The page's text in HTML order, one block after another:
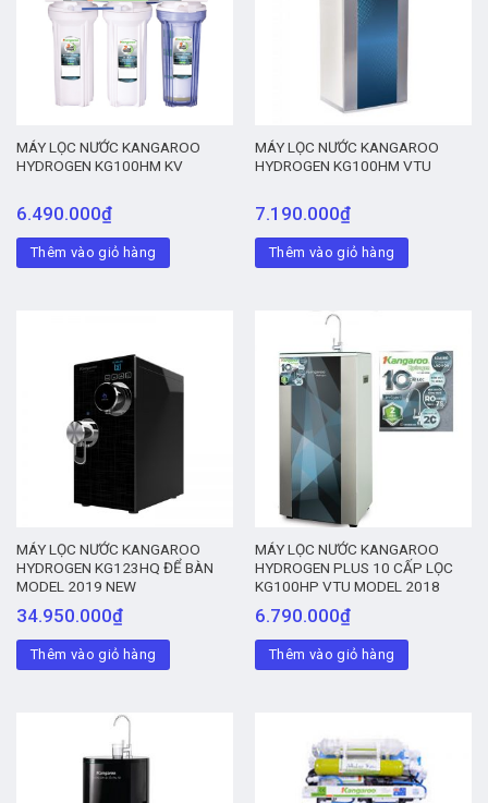
MÁY LỌC NƯỚC KANGAROO
HYDROGEN KG100HM KV
6.490.000₫
Thêm vào giỏ hàng
MÁY LỌC NƯỚC KANGAROO
HYDROGEN KG100HM VTU
7.190.000₫
Thêm vào giỏ hàng
MÁY LỌC NƯỚC KANGAROO
HYDROGEN KG123HQ ĐỂ BÀN
MODEL 2019 NEW
34.950.000₫
Thêm vào giỏ hàng
MÁY LỌC NƯỚC KANGAROO
HYDROGEN PLUS 10 CẤP LỌC
KG100HP VTU MODEL 2018
6.790.000₫
Thêm vào giỏ hàng